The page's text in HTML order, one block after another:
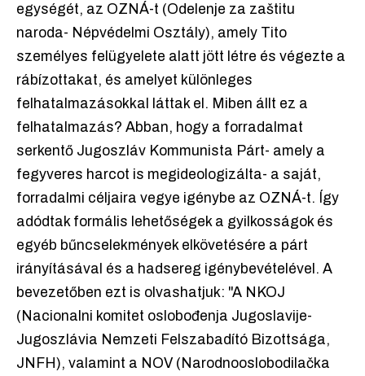
egységét, az OZNÁ-t (Odelenje za zaštitu
naroda- Népvédelmi Osztály), amely Tito
személyes felügyelete alatt jött létre és végezte a
rábízottakat, és amelyet különleges
felhatalmazásokkal láttak el. Miben állt ez a
felhatalmazás? Abban, hogy a forradalmat
serkentő Jugoszláv Kommunista Párt- amely a
fegyveres harcot is megideologizálta- a saját,
forradalmi céljaira vegye igénybe az OZNÁ-t. Így
adódtak formális lehetőségek a gyilkosságok és
egyéb bűncselekmények elkövetésére a párt
irányításával és a hadsereg igénybevételével. A
bevezetőben ezt is olvashatjuk: "A NKOJ
(Nacionalni komitet oslobođenja Jugoslavije-
Jugoszlávia Nemzeti Felszabadító Bizottsága,
JNFH), valamint a NOV (Narodnooslobodilačka